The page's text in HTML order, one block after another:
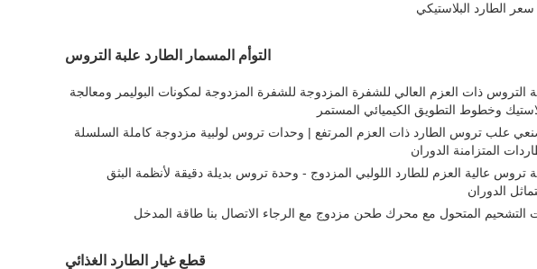
سعر الطارد البلاستيكي
التوأم المسمار الطارد علبة التروس
التروس ذات العزم العالي للشفرة المزدوجة للشفرة المزدوجة لمكونات البوليمر ومعالجة
وخطوط التطويق الكيميائي المستمر
علب تروس الطارد ذات العزم المرتفع | وحدات تروس لولبية مزدوجة كاملة السلسلة
المتزامنة الدوران
تروس عالية العزم للطارد اللولبي المزدوج - وحدة تروس بديلة دقيقة لأنظمة البثق
الدوران
التشحيم المتحول مع محرك طحن مزدوج مع الرجاء الاتصال بنا طاقة المدخل
قطع غيار الطارد الغذائي